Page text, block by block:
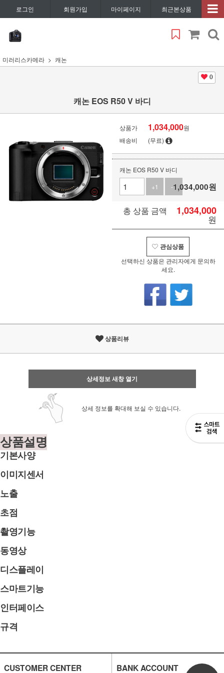
로그인 회원가입 마이페이지 최근본상품
미러리스카메라 캐논
0
캐논 EOS R50 V 바디
상품가 1,034,000원
배송비
(무료)
캐논 EOS R50 V 바디
+1
-11,034,000원
총 상품 금액 1,034,000
원
관심상품
선택하신 상품은 관리자에게 문의하
세요.
상품리뷰
상세정보 새창 열기
상세 정보를 확대해 보실 수 있습니다.
상품설명
기본사양
이미지센서
노출
초점
촬영기능
동영상
디스플레이
스마트기능
인터페이스
규격
CUSTOMER CENTER BANK ACCOUNT